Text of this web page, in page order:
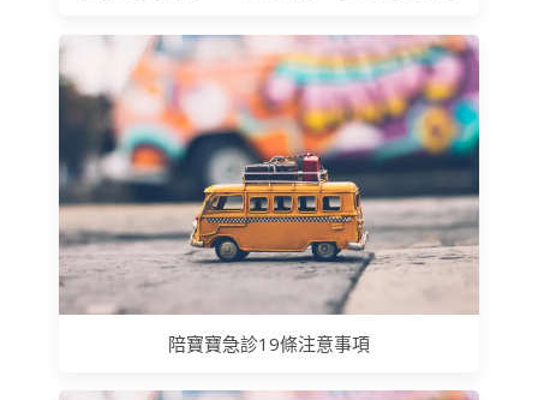
陪寶寶急診19條注意事項